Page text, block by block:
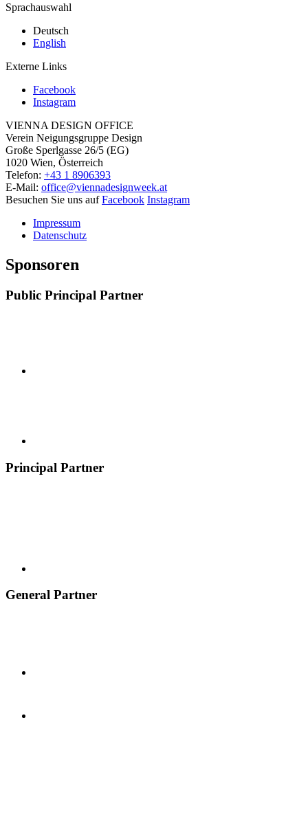
Sprachauswahl
Deutsch
English
Externe Links
Facebook
Instagram
VIENNA DESIGN OFFICE
Verein Neigungsgruppe Design
Große Sperlgasse 26/5 (EG)
1020 Wien, Österreich
Telefon: +43 1 8906393
E-Mail: office@viennadesignweek.at
Besuchen Sie uns aufFacebook Instagram
Impressum
Datenschutz
Sponsoren
Public Principal Partner
Principal Partner
General Partner